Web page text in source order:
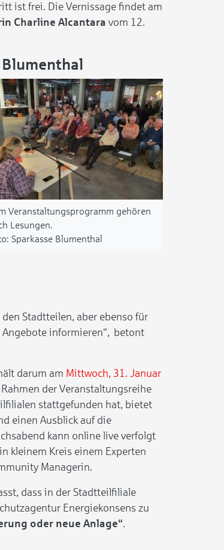
ist frei. Die Vernissage findet am
Charline Alcantara vom 12.
Veranstaltungsprogramm gehören
Lesungen.
Sparkasse Blumenthal
Stadtteilen, aber ebenso für
Angebote informieren“, betont
darum am Mittwoch, 31. Januar
der Veranstaltungsreihe
stattgefunden hat, bietet
einen Ausblick auf die
kann online live verfolgt
kleinem Kreis einem Experten
Managerin.
dass in der Stadtteilfiliale
Energiekonsens zu
oder neue Anlage“.